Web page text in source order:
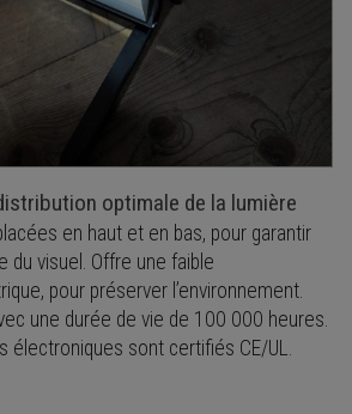
optimale de la lumière
en haut et en bas, pour garantir
du visuel. Offre une faible
pour préserver l’environnement.
une durée de vie de 100 000 heures.
électroniques sont certifiés CE/UL.